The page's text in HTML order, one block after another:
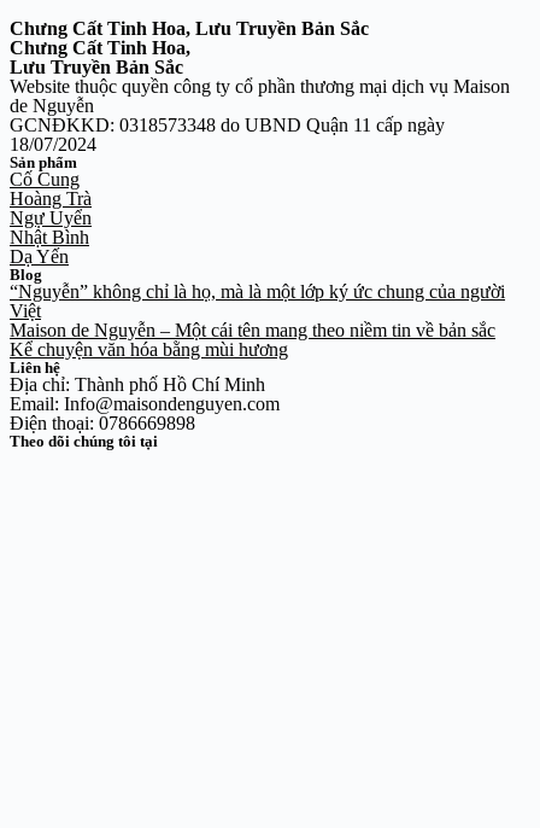
Chưng Cất Tinh Hoa, Lưu Truyền Bản Sắc
Chưng Cất Tinh Hoa,
Lưu Truyền Bản Sắc
Website thuộc quyền công ty cổ phần thương mại dịch vụ Maison
de Nguyễn
GCNĐKKD: 0318573348 do UBND Quận 11 cấp ngày
18/07/2024
Sản phẩm
Cố Cung
Hoàng Trà
Ngự Uyển
Nhật Bình
Dạ Yến
Blog
“Nguyễn” không chỉ là họ, mà là một lớp ký ức chung của người
Việt
Maison de Nguyễn – Một cái tên mang theo niềm tin về bản sắc
Kể chuyện văn hóa bằng mùi hương
Liên hệ
Địa chỉ: Thành phố Hồ Chí Minh
Email: Info@maisondenguyen.com
Điện thoại: 0786669898
Theo dõi chúng tôi tại